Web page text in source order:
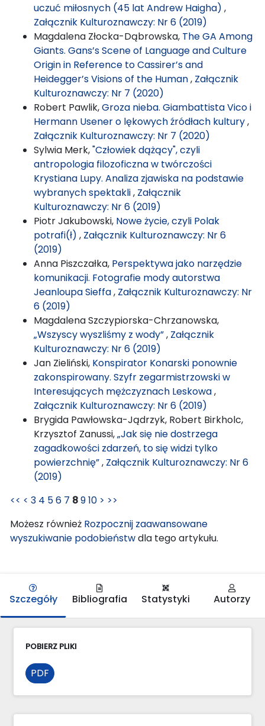
uczuć miłosnych (45 lat Andrew Haigha) ,
Załącznik Kulturoznawczy: Nr 6 (2019)
Magdalena Złocka-Dąbrowska, The GA Among
Giants. Gans’s Scene of Language and Culture
Origin in Reference to Cassirer’s and
Heidegger’s Visions of the Human, Załącznik
Kulturoznawczy: Nr 7 (2020)
Robert Pawlik,Groza nieba. Giambattista Vico i
Hermann Usener o lękowych źródłach kultury,
Załącznik Kulturoznawczy: Nr 7 (2020)
Sylwia Merk,"Człowiek dążący", czyli
antropologia filozoficzna w twórczości
Krystiana Lupy. Analiza zjawiska na podstawie
wybranych spektakli, Załącznik
Kulturoznawczy: Nr 6 (2019)
Piotr Jakubowski, Nowe życie, czyli Polak
potrafi(ł) , Załącznik Kulturoznawczy: Nr 6
(2019)
Anna Piszczałka, Perspektywa jako narzędzie
komunikacji. Fotografie mody autorstwa
Jeanloupa Sieffa, Załącznik Kulturoznawczy: Nr
6 (2019)
Magdalena Szczypiorska-Chrzanowska,
„Wszyscy wyszliśmy z wody”, Załącznik
Kulturoznawczy: Nr 6 (2019)
Jan Zieliński, Konspirator Konarski ponownie
zakonspirowany. Szyfr zegarmistrzowski w
Interesujących mężczyznach Leskowa,
Załącznik Kulturoznawczy: Nr 6 (2019)
Brygida Pawłowska-Jądrzyk, Robert Birkholc,
Krzysztof Zanussi,„Jak się nie dostrzega
zagadkowości zdarzeń, to się widzi tylko
powierzchnię”, Załącznik Kulturoznawczy: Nr 6
(2019)
<< < 3 4 56 7 8910 > >>
Możesz również Rozpocznij zaawansowane
wyszukiwanie podobieństwdla tego artykułu.
Szczegóły Bibliografia Statystyki Autorzy
POBIERZ PLIKI
PDF